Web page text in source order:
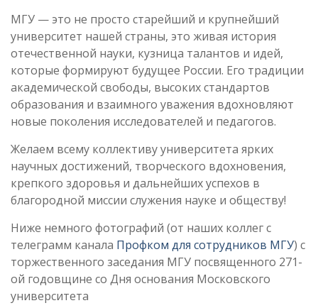
МГУ — это не просто старейший и крупнейший
университет нашей страны, это живая история
отечественной науки, кузница талантов и идей,
которые формируют будущее России. Его традиции
академической свободы, высоких стандартов
образования и взаимного уважения вдохновляют
новые поколения исследователей и педагогов.
Желаем всему коллективу университета ярких
научных достижений, творческого вдохновения,
крепкого здоровья и дальнейших успехов в
благородной миссии служения науке и обществу!
Ниже немного фотографий (от наших коллег с
телеграмм канала Профком для сотрудников МГУ) с
торжественного заседания МГУ посвященного 271-
ой годовщине со Дня основания Московского
университета